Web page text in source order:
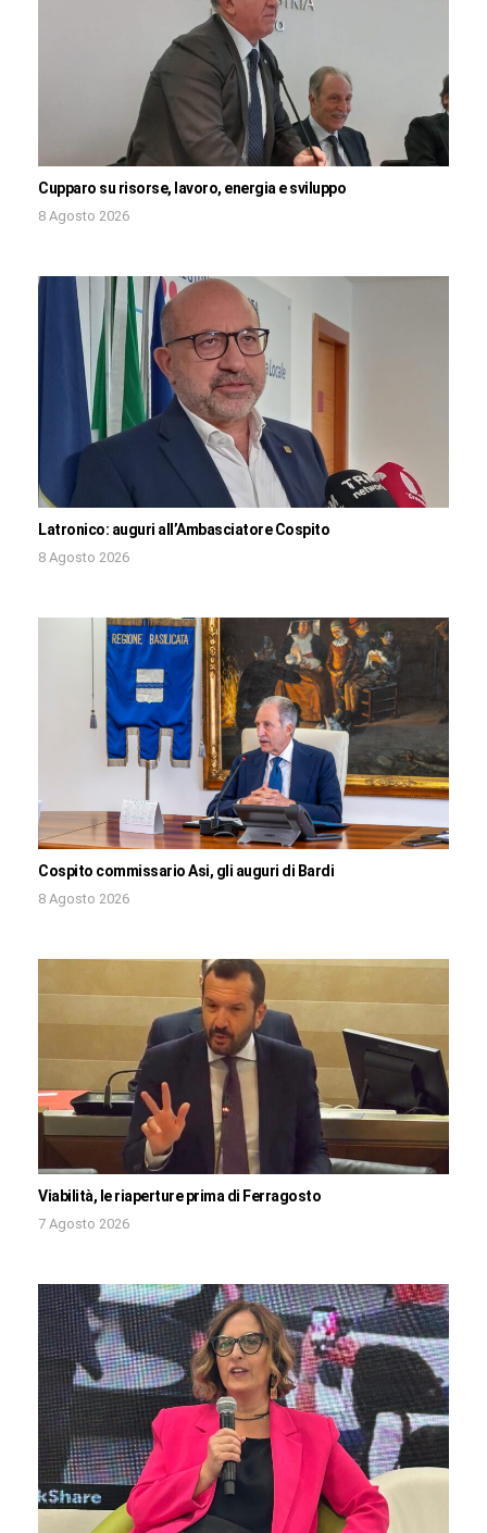
Cupparo su risorse, lavoro, energia e sviluppo
8 Agosto 2026
Latronico: auguri all’Ambasciatore Cospito
8 Agosto 2026
Cospito commissario Asi, gli auguri di Bardi
8 Agosto 2026
Viabilità, le riaperture prima di Ferragosto
7 Agosto 2026